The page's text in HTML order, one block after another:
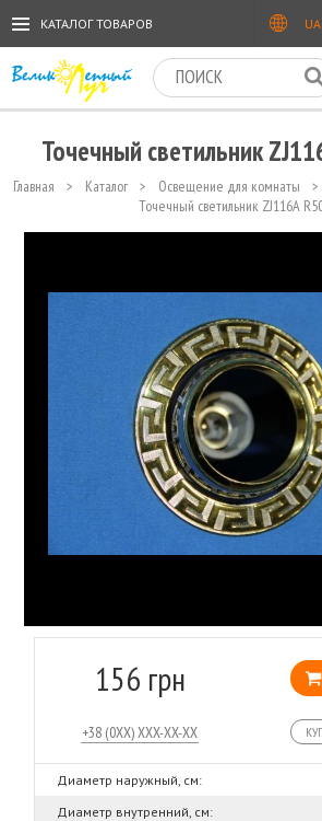
UA
КАТАЛОГ ТОВАРОВ
Точечный светильник
Главная > Каталог > Освещение для комнаты >
Точечный светильник ZJ116A
156 грн
Диаметр наружный, см:
Диаметр внутренний, см: